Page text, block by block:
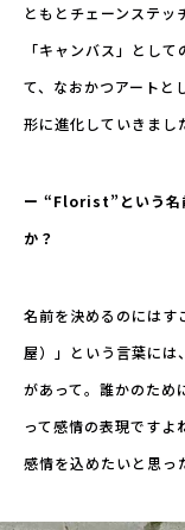
ともとチェーンステッ
「キャンバス」とし
て、なおかつアートと
形に進化していきまし
ー “Florist”という名
か？
名前を決めるのには
屋）」という言葉には
があって。誰かのため
って感情の表現ですよ
感情を込めたいと思っ